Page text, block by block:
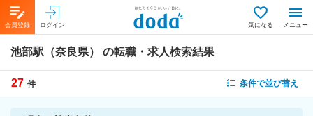
会員登録 ログイン 気になる メニュー
池部駅（奈良県） の転職・求人検索結果
27 件 条件で並び替え